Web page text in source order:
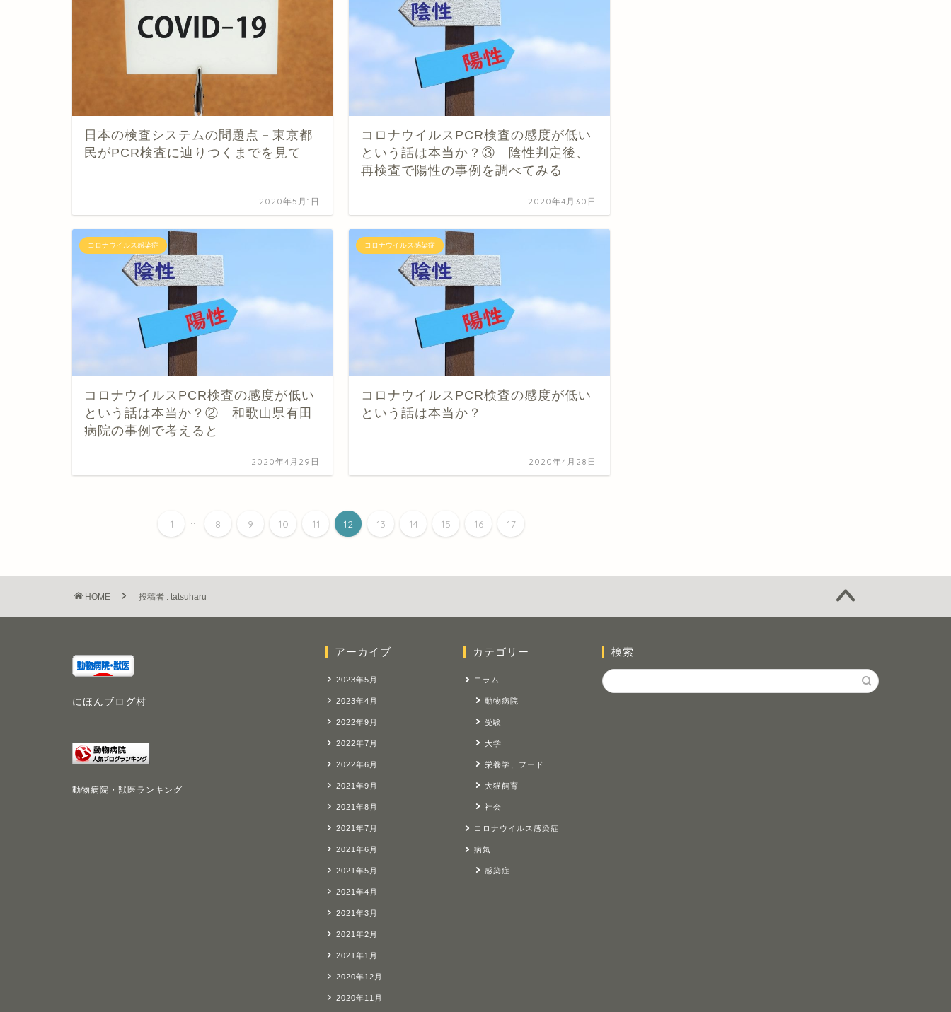
日本の検査システムの問題点－東京都
民がPCR検査に辿りつくまでを見て
2020年5月1日
コロナウイルスPCR検査の感度が低い
という話は本当か？③ 陰性判定後、
再検査で陽性の事例を調べてみる
2020年4月30日
コロナウイルス感染症
コロナウイルスPCR検査の感度が低い
という話は本当か？② 和歌山県有田
病院の事例で考えると
2020年4月29日
コロナウイルス感染症
コロナウイルスPCR検査の感度が低い
という話は本当か？
2020年4月28日
1 ... 8 9 10 11 12 13 14 15 16 17
HOME 投稿者 : tatsuharu
にほんブログ村
動物病院・獣医ランキング
アーカイブ
2023年5月
2023年4月
2022年9月
2022年7月
2022年6月
2021年9月
2021年8月
2021年7月
2021年6月
2021年5月
2021年4月
2021年3月
2021年2月
2021年1月
2020年12月
2020年11月
カテゴリー
コラム
動物病院
受験
大学
栄養学、フード
犬猫飼育
社会
コロナウイルス感染症
病気
感染症
検索